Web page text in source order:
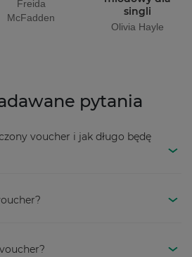
Freida
McFadden
singli
Olivia Hayle
pytania
voucher i jak długo będę